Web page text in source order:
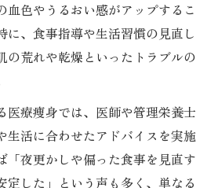
血色やうるおい感がアップするこ
に、食事指導や生活習慣の見直し
の荒れや乾燥といったトラブルの
医療痩身では、医師や管理栄養士
生活に合わせたアドバイスを実施
「夜更かしや偏った食事を見直す
定した」という声も多く、単なる